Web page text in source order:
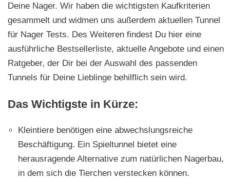
Deine Nager. Wir haben die wichtigsten Kaufkriterien
gesammelt und widmen uns außerdem aktuellen Tunnel
für Nager Tests. Des Weiteren findest Du hier eine
ausführliche Bestsellerliste, aktuelle Angebote und einen
Ratgeber, der Dir bei der Auswahl des passenden
Tunnels für Deine Lieblinge behilflich sein wird.
Das Wichtigste in Kürze:
Kleintiere benötigen eine abwechslungsreiche
Beschäftigung. Ein Spieltunnel bietet eine
herausragende Alternative zum natürlichen Nagerbau,
in dem sich die Tierchen verstecken können.